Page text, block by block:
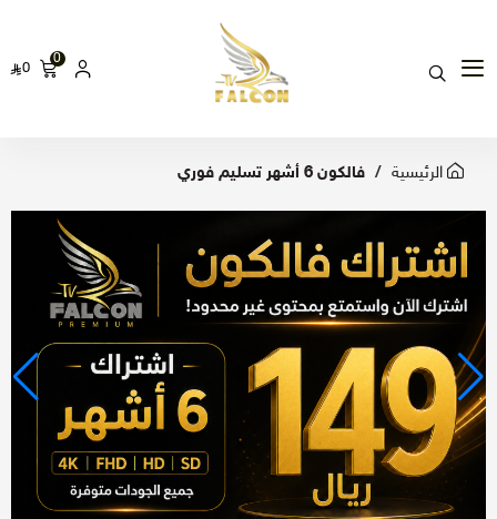
0
0
الرئيسية فالكون 6 أشهر تسليم فوري